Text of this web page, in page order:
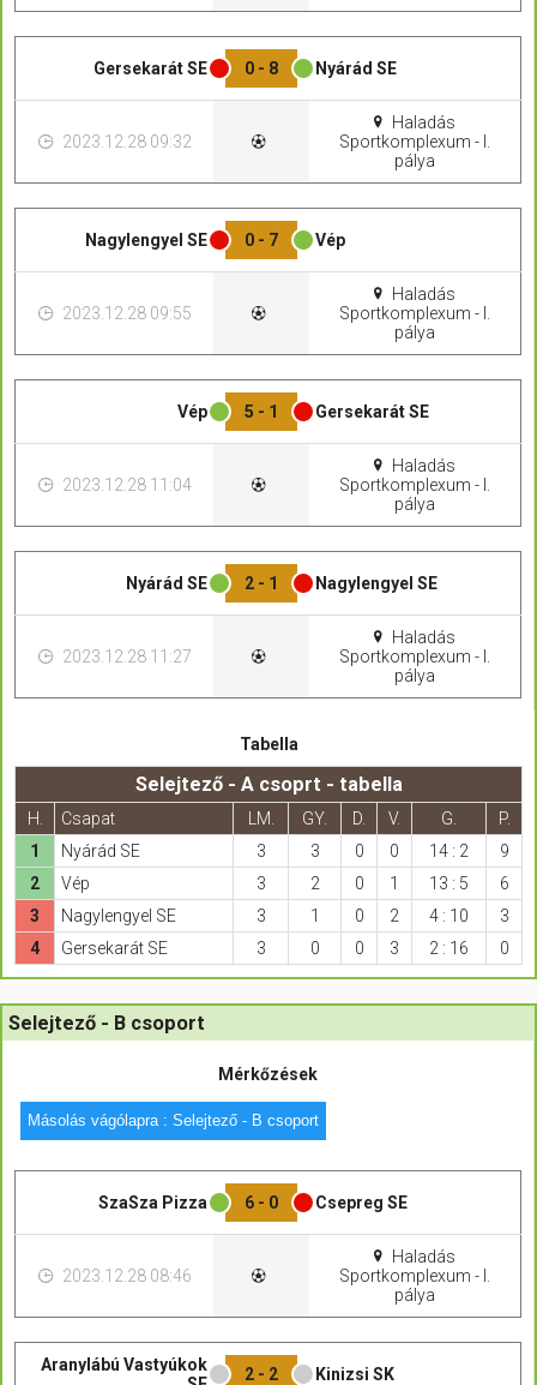
Gersekarát SE 0 - 8 Nyárád SE
2023.12.28 09:32
Haladás
Sportkomplexum - I.
pálya
Nagylengyel SE 0 - 7 Vép
2023.12.28 09:55
Haladás
Sportkomplexum - I.
pálya
Vép 5 - 1 Gersekarát SE
2023.12.28 11:04
Haladás
Sportkomplexum - I.
pálya
Nyárád SE 2 - 1 Nagylengyel SE
2023.12.28 11:27
Haladás
Sportkomplexum - I.
pálya
Tabella
Selejtező - A csoprt - tabella
H. Csapat LM. GY. D. V. G.
P.
1
Nyárád SE 3 3 0 0 14 : 2
9
2
Vép 3 2 0 1 13 : 5
6
3
Nagylengyel SE 3 1 0 2 4 : 10
3
4
Gersekarát SE 3 0 0 3 2 : 16 0
Selejtező - B csoport
Mérkőzések
Másolás vágólapra : Selejtező - B csoport
SzaSza Pizza 6 - 0 Csepreg SE
2023.12.28 08:46
Haladás
Sportkomplexum - I.
pálya
Aranylábú Vastyúkok
2 - 2 Kinizsi SK